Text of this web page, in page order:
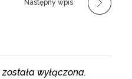
Następny wpis
wyłączona.